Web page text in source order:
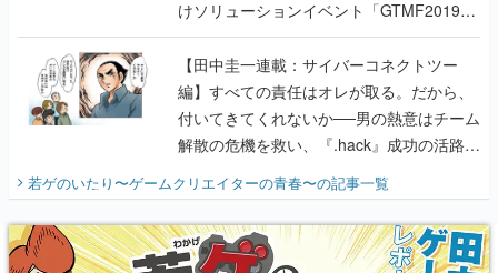
けソリューションイベント「GTMF2019」
に行って、より理解を深めよう【PR】
【田中圭一連載：サイバーコネクトツー
編】すべての責任はオレが取る。だから、
付いてきてくれないか──男の熱意はチーム
解散の危機を救い、『.hack』成功の活路を
『少年ジャンプ』色だった【若ゲのいた
り】
若ゲのいたり〜ゲームクリエイターの青春〜の記事一覧